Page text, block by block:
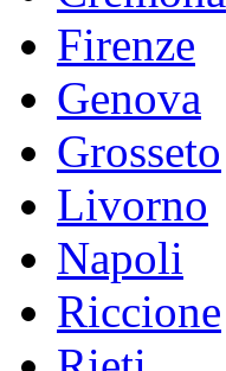
Firenze
Genova
Grosseto
Livorno
Napoli
Riccione